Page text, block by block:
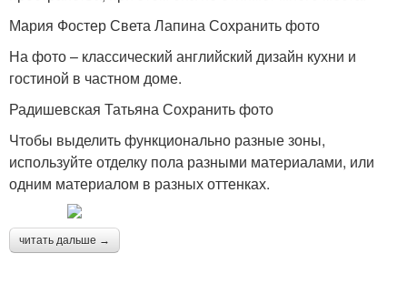
Мария Фостер Света Лапина Сохранить фото
На фото – классический английский дизайн кухни и
гостиной в частном доме.
Радишевская Татьяна Сохранить фото
Чтобы выделить функционально разные зоны,
используйте отделку пола разными материалами, или
одним материалом в разных оттенках.
читать дальше →